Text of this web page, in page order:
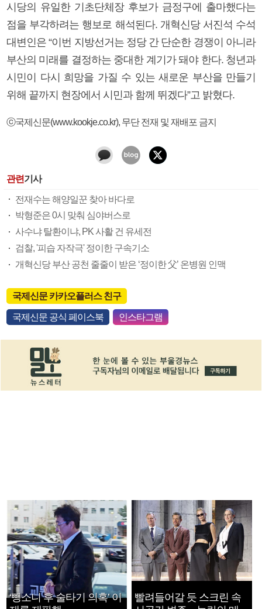
시당의 유일한 기초단체장 후보가 금정구에 출마했다는
점을 부각하려는 행보로 해석된다. 개혁신당 서진석 수석
대변인은 “이번 지방선거는 정당 간 단순한 경쟁이 아니라
부산의 미래를 결정하는 중대한 계기가 돼야 한다. 청년과
시민이 다시 희망을 가질 수 있는 새로운 부산을 만들기
위해 끝까지 현장에서 시민과 함께 뛰겠다”고 밝혔다.
ⓒ국제신문(www.kookje.co.kr), 무단 전재 및 재배포 금지
관련기사
전재수는 해양일꾼 찾아 바다로
박형준은 0시 맞춰 심야버스로
사수냐 탈환이냐, PK 사활 건 유세전
검찰, '피습 자작극' 정이한 구속기소
개혁신당 부산 공천 줄줄이 받은 ‘정이한 父’ 온병원 인맥
국제신문 카카오플러스 친구
국제신문 공식 페이스북 인스타그램
‘뺑소니 후 술타기 의혹’ 이
빨려들어갈 듯 스크린 속